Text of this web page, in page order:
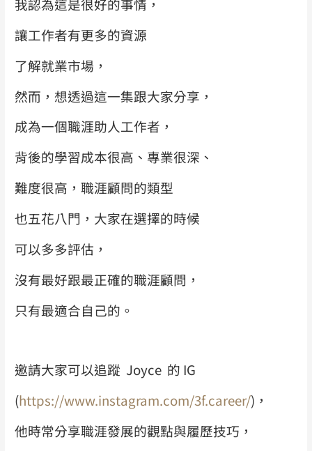
讓工作者有更多的資源
了解就業市場，
然而，想透過這一集跟大家分享，
成為一個職涯助人工作者，
背後的學習成本很高、專業很深、
難度很高，職涯顧問的類型
也五花八門，大家在選擇的時候
可以多多評估，
沒有最好跟最正確的職涯顧問，
只有最適合自己的。
邀請大家可以追蹤 Joyce 的 IG
(https://www.instagram.com/3f.career/)，
他時常分享職涯發展的觀點與履歷技巧，